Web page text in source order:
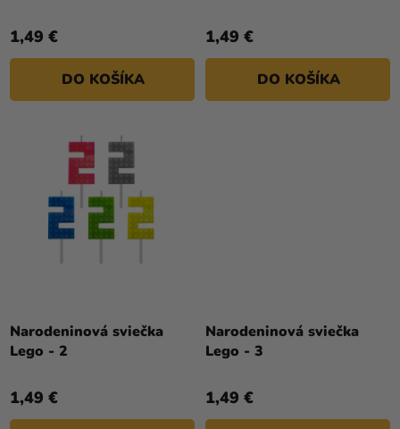
1,49 €
DO KOŠÍKA
1,49 €
DO KOŠÍKA
Narodeninová sviečka
Lego - 2
1,49 €
Narodeninová sviečka
Lego - 3
1,49 €